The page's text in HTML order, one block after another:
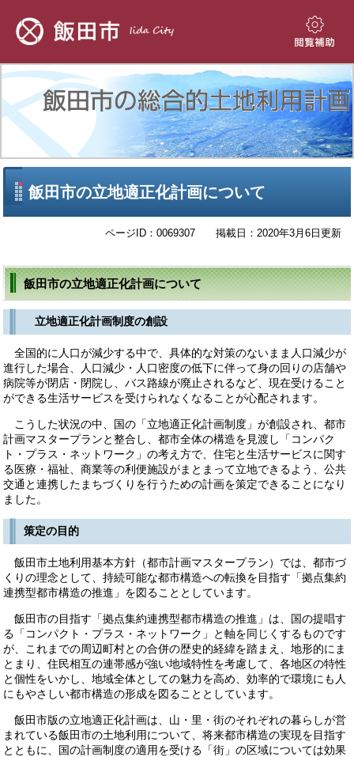
先
で
す。
を
ば
本
閲
補
助
飯田市の立地適正化計画について
ページID：0069307 掲載日：2020年3月6日更新
飯田市の立地適正化計画について
立地適正化計画制度の創設
全国的に人口が減少する中で、具体的な対策のないまま人口減少が
進行した場合、人口減少・人口密度の低下に伴って身の回りの店舗や
病院等が閉店・閉院し、バス路線が廃止されるなど、現在受けること
ができる生活サービスを受けられなくなることが心配されます。
こうした状況の中、国の「立地適正化計画制度」が創設され、都市
計画マスタープランと整合し、都市全体の構造を見渡し「コンパク
ト・プラス・ネットワーク」の考え方で、住宅と生活サービスに関す
る医療・福祉、商業等の利便施設がまとまって立地できるよう、公共
交通と連携したまちづくりを行うための計画を策定できることになり
ました。
策定の目的
飯田市土地利用基本方針（都市計画マスタープラン）では、都市づ
くりの理念として、持続可能な都市構造への転換を目指す「拠点集約
連携型都市構造の推進」を図ることとしています。
飯田市の目指す「拠点集約連携型都市構造の推進」は、国の提唱す
る「コンパクト・プラス・ネットワーク」と軸を同じくするものです
が、これまでの周辺町村との合併の歴史的経緯を踏まえ、地形的にま
とまり、住民相互の連帯感が強い地域特性を考慮して、各地区の特性
と個性をいかし、地域全体としての魅力を高め、効率的で環境にも人
にもやさしい都市構造の形成を図ることとしています。
飯田市版の立地適正化計画は、山・里・街のそれぞれの暮らしが営
まれている飯田市の土地利用について、将来都市構造の実現を目指す
とともに、国の計画制度の適用を受ける「街」の区域については効果